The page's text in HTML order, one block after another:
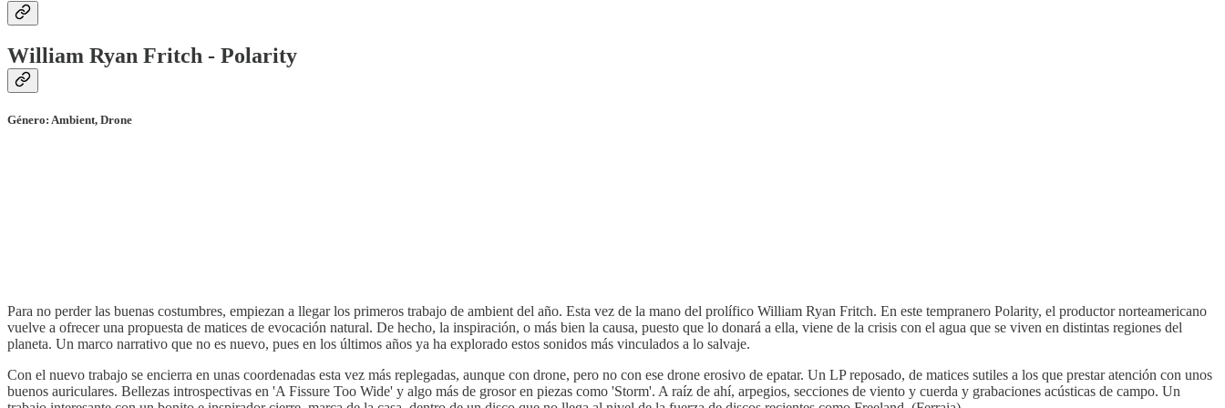
William Ryan Fritch - Polarity
Género: Ambient, Drone
Para no perder las buenas costumbres, empiezan a llegar los primeros trabajo de ambient del año. Esta vez de la mano del prolífico William Ryan Fritch. En este tempranero Polarity, el productor norteamericano
vuelve a ofrecer una propuesta de matices de evocación natural. De hecho, la inspiración, o más bien la causa, puesto que lo donará a ella, viene de la crisis con el agua que se viven en distintas regiones del
planeta. Un marco narrativo que no es nuevo, pues en los últimos años ya ha explorado estos sonidos más vinculados a lo salvaje.
Con el nuevo trabajo se encierra en unas coordenadas esta vez más replegadas, aunque con drone, pero no con ese drone erosivo de epatar. Un LP reposado, de matices sutiles a los que prestar atención con unos
buenos auriculares. Bellezas introspectivas en 'A Fissure Too Wide' y algo más de grosor en piezas como 'Storm'. A raíz de ahí, arpegios, secciones de viento y cuerda y grabaciones acústicas de campo. Un